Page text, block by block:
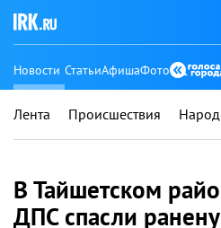
Новости СтатьиАфишаФото
Лента Происшествия
В Тайшетском
ДПС спасли